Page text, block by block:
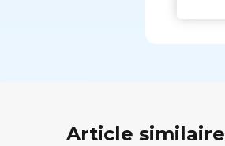
Article similaire